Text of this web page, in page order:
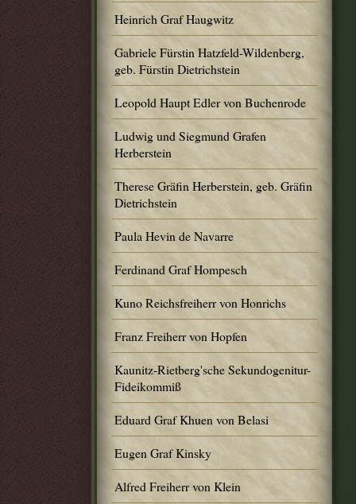
Heinrich Graf Haugwitz
Gabriele Fürstin Hatzfeld-Wildenberg,
geb. Fürstin Dietrichstein
Leopold Haupt Edler von Buchenrode
Ludwig und Siegmund Grafen
Herberstein
Therese Gräfin Herberstein, geb. Gräfin
Dietrichstein
Paula Hevin de Navarre
Ferdinand Graf Hompesch
Kuno Reichsfreiherr von Honrichs
Franz Freiherr von Hopfen
Kaunitz-Rietberg'sche Sekundogenitur-
Fideikommiß
Eduard Graf Khuen von Belasi
Eugen Graf Kinsky
Alfred Freiherr von Klein